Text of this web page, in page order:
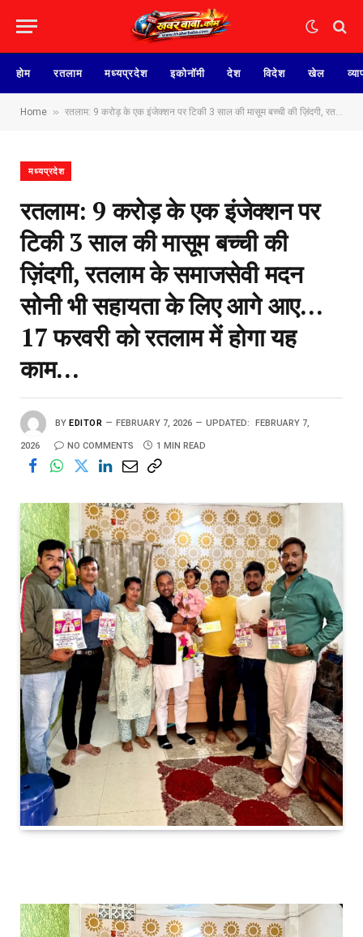
होम रतलाम मध्यप्रदेश इकोनॉमी देश विदेश खेल
Home » रतलाम: 9 करोड़ के एक इंजेक्शन पर टिकी 3 साल की मासूम बच्ची की ज़िंदगी, रतलाम के समाजसेवी मदन सोनी भी सहायता के लिए आगे आए…17 फरवरी को रतलाम में होगा यह काम…
मध्यप्रदेश
रतलाम: 9 करोड़ के एक इंजेक्शन पर
टिकी 3 साल की मासूम बच्ची की
ज़िंदगी, रतलाम के समाजसेवी मदन
सोनी भी सहायता के लिए आगे आए…
17 फरवरी को रतलाम में होगा यह
काम…
BY EDITOR FEBRUARY 7, 2026 UPDATED: FEBRUARY 7,
2026 NO COMMENTS 1 MIN READ